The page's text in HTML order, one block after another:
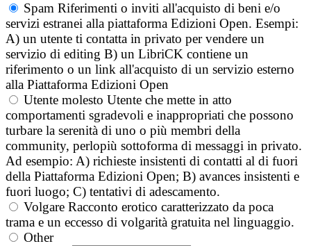
Spam Riferimenti o inviti all'acquisto di beni e/o
servizi estranei alla piattaforma Edizioni Open. Esempi:
A) un utente ti contatta in privato per vendere un
servizio di editing B) un LibriCK contiene un
riferimento o un link all'acquisto di un servizio esterno
alla Piattaforma Edizioni Open
Utente molesto Utente che mette in atto
comportamenti sgradevoli e inappropriati che possono
turbare la serenità di uno o più membri della
community, perlopiù sottoforma di messaggi in privato.
Ad esempio: A) richieste insistenti di contatti al di fuori
della Piattaforma Edizioni Open; B) avances insistenti e
fuori luogo; C) tentativi di adescamento.
Volgare Racconto erotico caratterizzato da poca
trama e un eccesso di volgarità gratuita nel linguaggio.
Other